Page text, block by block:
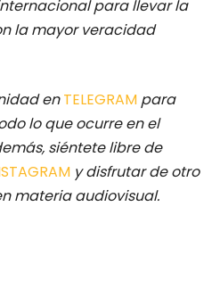
para llevar la
la mayor veracidad
enTELEGRAM para
lo que ocurre en el
siéntete libre de
y disfrutar de otro
materia audiovisual.